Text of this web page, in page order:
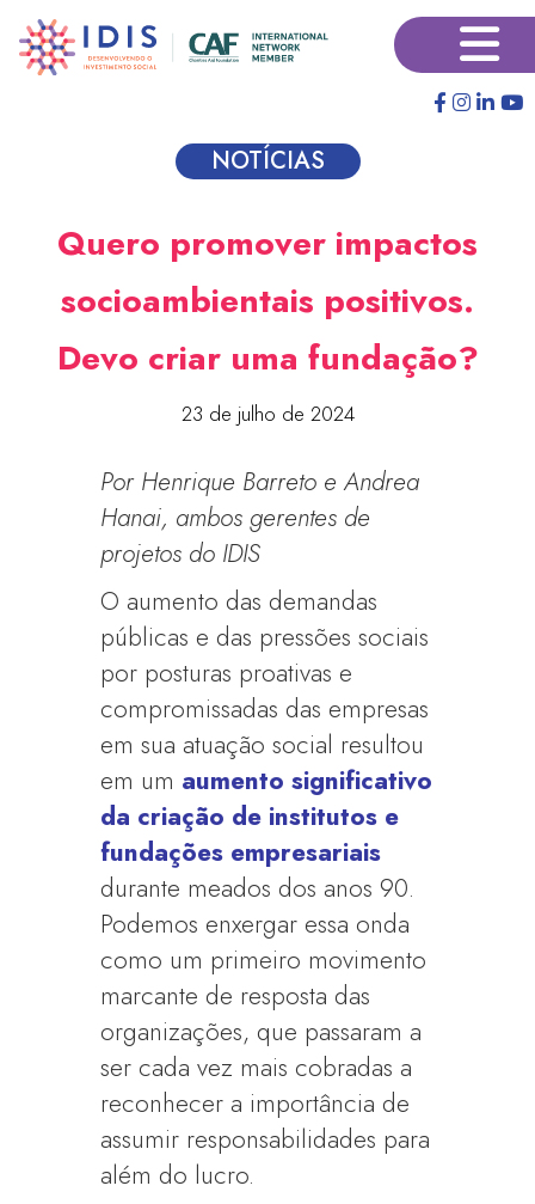
para
×
NOTÍCIAS
Quero promover impactos
socioambientais positivos.
Devo criar uma fundação?
23 de julho de 2024
Por Henrique Barreto e Andrea
Hanai, ambos gerentes de
projetos do IDIS
O aumento das demandas
públicas e das pressões sociais
por posturas proativas e
compromissadas das empresas
em sua atuação social resultou
em um aumento significativo
da criação de institutos e
fundações empresariais
durante meados dos anos 90.
Podemos enxergar essa onda
como um primeiro movimento
marcante de resposta das
organizações, que passaram a
ser cada vez mais cobradas a
reconhecer a importância de
assumir responsabilidades para
além do lucro.